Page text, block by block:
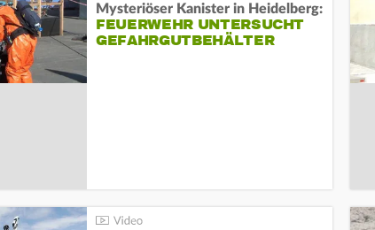
Mysteriöser Kanister in Heidelberg:
FEUERWEHR UNTERSUCHT
GEFAHRGUTBEHÄLTER